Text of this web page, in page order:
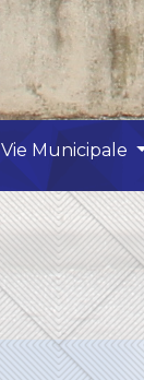
Vie Municipale